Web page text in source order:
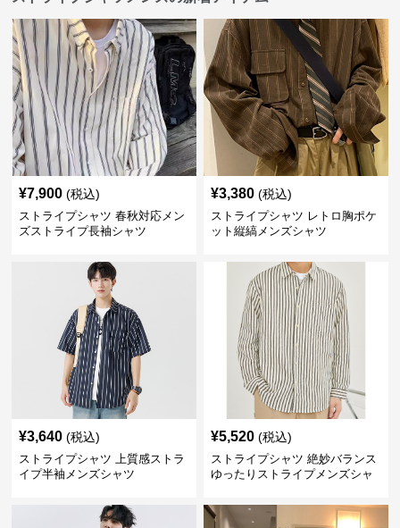
¥7,900 (税込)
ストライプシャツ 春秋対応メン
ズストライプ長袖シャツ
¥3,380 (税込)
ストライプシャツ レトロ胸ポケ
ット縦縞メンズシャツ
¥3,640 (税込)
ストライプシャツ 上質感ストラ
イプ半袖メンズシャツ
¥5,520 (税込)
ストライプシャツ 絶妙バランス
ゆったりストライプメンズシャ